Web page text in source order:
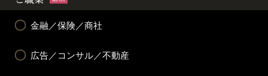
金融／保険／商社
広告／コンサル／不動産